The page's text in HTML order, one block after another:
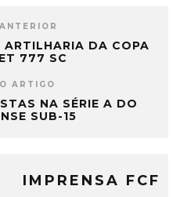
ARTILHARIA DA COPA
777 SC
ARTIGO
NA SÉRIE A DO
SUB-15
IMPRENSA FCF